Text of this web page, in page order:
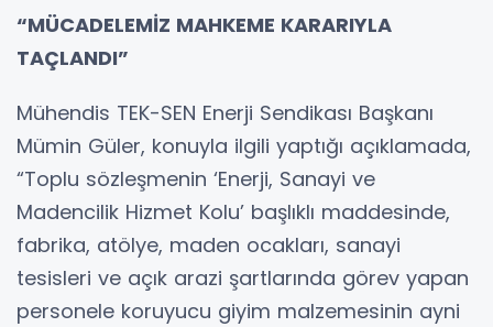
“MÜCADELEMİZ MAHKEME KARARIYLA
TAÇLANDI”
Mühendis TEK-SEN Enerji Sendikası Başkanı
Mümin Güler, konuyla ilgili yaptığı açıklamada,
“Toplu sözleşmenin ‘Enerji, Sanayi ve
Madencilik Hizmet Kolu’ başlıklı maddesinde,
fabrika, atölye, maden ocakları, sanayi
tesisleri ve açık arazi şartlarında görev yapan
personele koruyucu giyim malzemesinin ayni